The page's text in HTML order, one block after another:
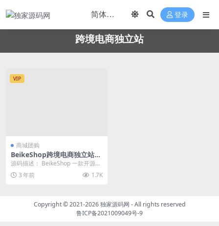
登录
跨境电商独立站
VIP
商城团购
BeikeShop跨境电商独立站系
统V1.5.0免授权全开源版
源码描述： BeikeShop 一款开源好
用的跨境电商系统，BeikeShop ...
3 年前 1.7K
Copyright © 2021-2026独家源码网 - All rights reserved
鲁ICP备2021009049号-9